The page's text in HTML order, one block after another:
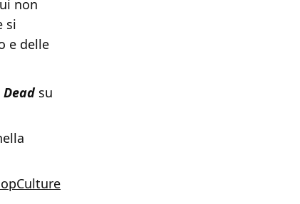
non
si
e delle
su